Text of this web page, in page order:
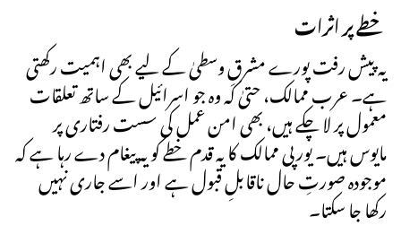
خطے پر اثرات
یہ پیش رفت پورے مشرقِ وسطیٰ کے لیے بھی اہمیت رکھتی
ہے۔ عرب ممالک، حتیٰ کہ وہ جو اسرائیل کے ساتھ تعلقات
معمول پر لا چکے ہیں، بھی امن عمل کی سست رفتاری پر
مایوس ہیں۔ یورپی ممالک کا یہ قدم خطے کو یہ پیغام دے رہا ہے کہ
موجودہ صورتِ حال ناقابلِ قبول ہے اور اسے جاری نہیں
رکھا جا سکتا۔